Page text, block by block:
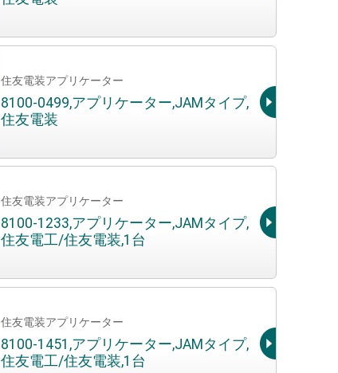
住友電装アプリケーター
8100-0499,アプリケーター,JAMタイプ,
住友電装
住友電装アプリケーター
8100-1233,アプリケーター,JAMタイプ,
住友電工/住友電装,1台
住友電装アプリケーター
8100-1451,アプリケーター,JAMタイプ,
住友電工/住友電装,1台